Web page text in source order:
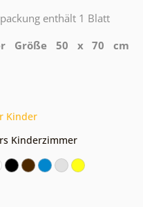
enthält 1 Blatt
Größe 50 x 70 cm
Kinder
Kinderzimmer